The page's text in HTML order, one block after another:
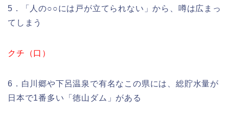
5．「人の○○には戸が立てられない」から、噂は広まっ
てしまう
クチ（口）
6．白川郷や下呂温泉で有名なこの県には、総貯水量が
日本で1番多い「徳山ダム」がある